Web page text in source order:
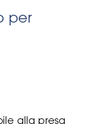
per
alla presa